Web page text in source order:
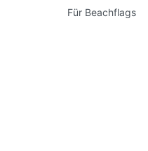
Für Beachflags